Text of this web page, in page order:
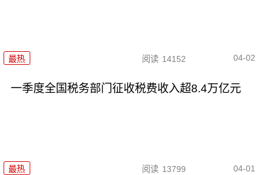
最热 阅读 14152 04-02
一季度全国税务部门征收税费收入超8.4万亿元
最热 阅读 13799 04-01